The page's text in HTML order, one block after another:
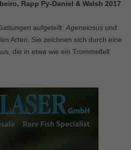
Rapp Py-Daniel & Walsh 2017
aufgeteilt: Ageneiosus und
Arten. Sie zeichnen sich durch eine
die in etwa wie ein Trommelfell